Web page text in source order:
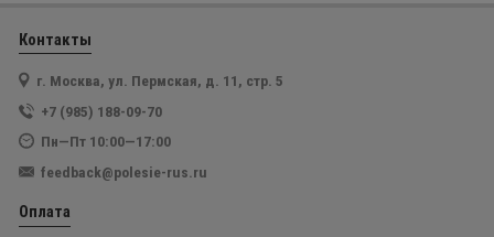
Контакты
г. Москва, ул. Пермская, д. 11, стр. 5
+7 (985) 188-09-70
Пн—Пт 10:00—17:00
feedback@polesie-rus.ru
Оплата